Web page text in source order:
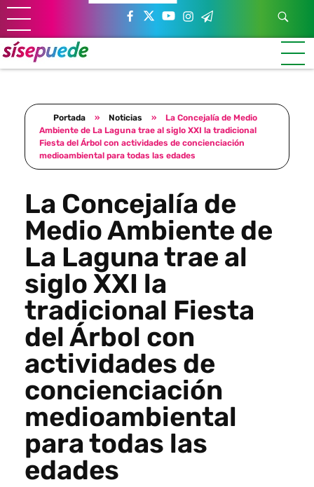
Sí se puede Canarias
Únete al movimiento ecosocialista
Portada » Noticias »
La Concejalía de Medio
Ambiente de La Laguna trae al siglo XXI la tradicional
Fiesta del Árbol con actividades de concienciación
medioambiental para todas las edades
La Concejalía de
Medio Ambiente de
La Laguna trae al
siglo XXI la
tradicional Fiesta
del Árbol con
actividades de
concienciación
medioambiental
para todas las
edades